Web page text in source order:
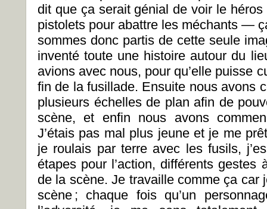
dit que ça serait génial de voir le
pistolets pour abattre les méchants —
sommes donc partis de cette seule
inventé toute une histoire autour du
avions avec nous, pour qu’elle puisse
fin de la fusillade. Ensuite nous avons
plusieurs échelles de plan afin de
scène, et enfin nous avons
J’étais pas mal plus jeune et je me
je roulais par terre avec les fusils,
étapes pour l’action, différents gestes
de la scène. Je travaille comme ça car
scène ; chaque fois qu’un